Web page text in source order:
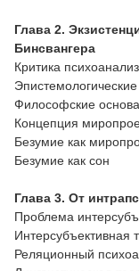
Глава 2.
Бинсвангера
Критика
Философские
Концепция
Безумие как
Безумие как сон
Глава 3. От
Проблема
Интерсубъективная
Реляционный